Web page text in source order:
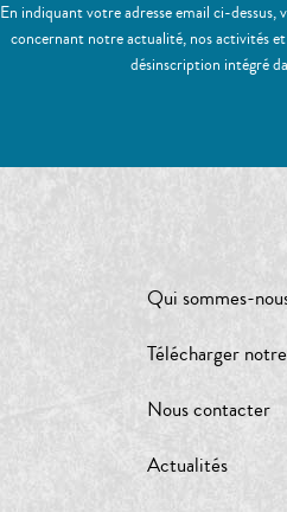
En indiquant votre adresse email ci-
concernant notre actualité, nos activités
désinscription intégré
Qui sommes-
Télécharger
Nous contacter
Actualités